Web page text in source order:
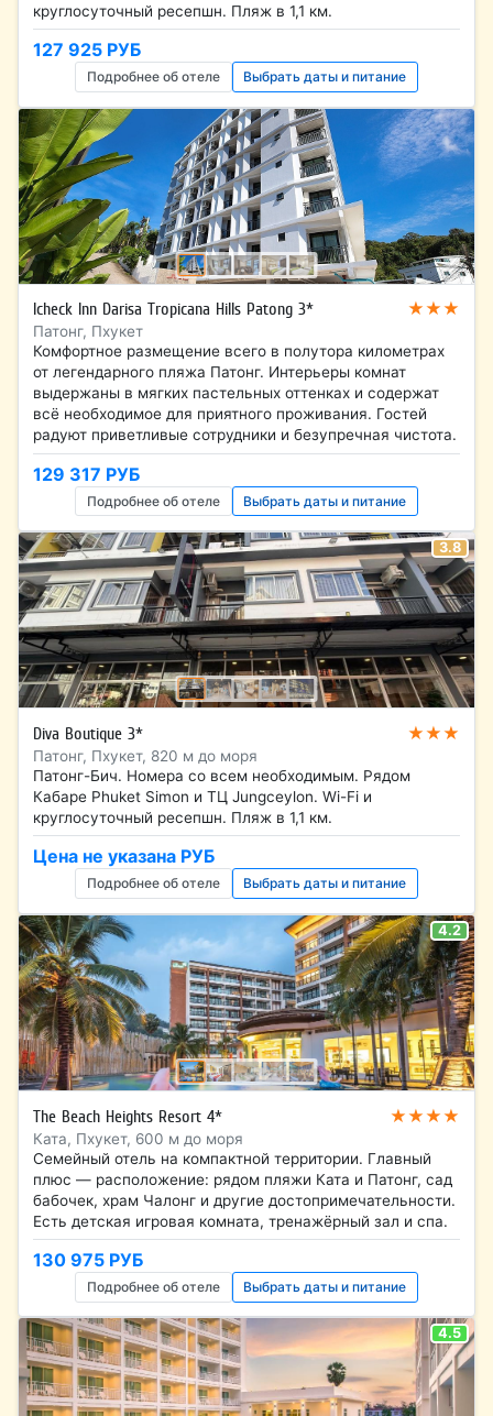
круглосуточный ресепшн. Пляж в 1,1 км.
127 925 РУБ
Подробнее об отеле Выбрать даты и питание
Icheck Inn Darisa Tropicana Hills Patong 3* ★★★
Патонг, Пхукет
Комфортное размещение всего в полутора километрах
от легендарного пляжа Патонг. Интерьеры комнат
выдержаны в мягких пастельных оттенках и содержат
всё необходимое для приятного проживания. Гостей
радуют приветливые сотрудники и безупречная чистота.
129 317 РУБ
Подробнее об отеле Выбрать даты и питание
3.8
Diva Boutique 3* ★★★
Патонг, Пхукет, 820 м до моря
Патонг-Бич. Номера со всем необходимым. Рядом
Кабаре Phuket Simon и ТЦ Jungceylon. Wi-Fi и
круглосуточный ресепшн. Пляж в 1,1 км.
Цена не указана РУБ
Подробнее об отеле Выбрать даты и питание
4.2
The Beach Heights Resort 4* ★★★★
Ката, Пхукет, 600 м до моря
Семейный отель на компактной территории. Главный
плюс — расположение: рядом пляжи Ката и Патонг, сад
бабочек, храм Чалонг и другие достопримечательности.
Есть детская игровая комната, тренажёрный зал и спа.
130 975 РУБ
Подробнее об отеле Выбрать даты и питание
4.5